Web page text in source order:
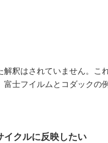
釈はされていません。こ
士フイルムとコダックの
イクルに反映したい